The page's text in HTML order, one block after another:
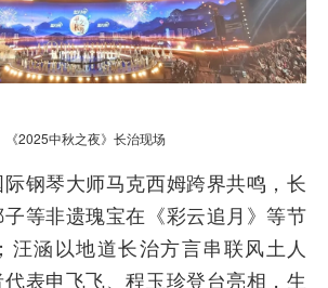
《2025中秋之夜》长治现场
际钢琴大师马克西姆跨界共鸣，长
等非遗瑰宝在《彩云追月》等节
汪涵以地道长治方言串联风土人
表申飞飞、程玉珍登台亮相，生